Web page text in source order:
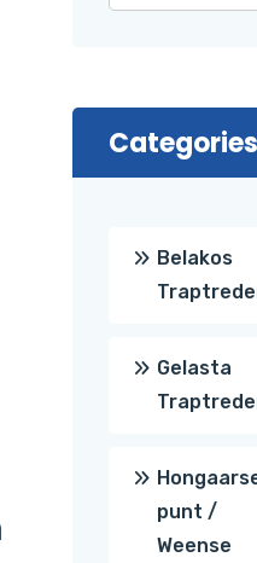
Categories
Belakos
Gelasta
punt /
Weense